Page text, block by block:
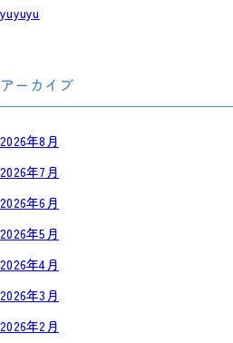
yuyuyu
アーカイブ
2026年8月
2026年7月
2026年6月
2026年5月
2026年4月
2026年3月
2026年2月